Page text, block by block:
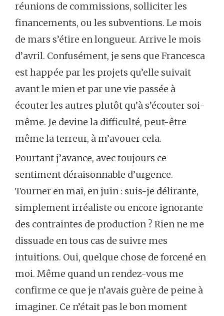
réunions de commissions, solliciter les
financements, ou les subventions. Le mois
de mars s’étire en longueur. Arrive le mois
d’avril. Confusément, je sens que Francesca
est happée par les projets qu’elle suivait
avant le mien et par une vie passée à
écouter les autres plutôt qu’à s’écouter soi-
même. Je devine la difficulté, peut-être
même la terreur, à m’avouer cela.
Pourtant j’avance, avec toujours ce
sentiment déraisonnable d’urgence.
Tourner en mai, en juin : suis-je délirante,
simplement irréaliste ou encore ignorante
des contraintes de production ? Rien ne me
dissuade en tous cas de suivre mes
intuitions. Oui, quelque chose de forcené en
moi. Même quand un rendez-vous me
confirme ce que je n’avais guère de peine à
imaginer. Ce n’était pas le bon moment